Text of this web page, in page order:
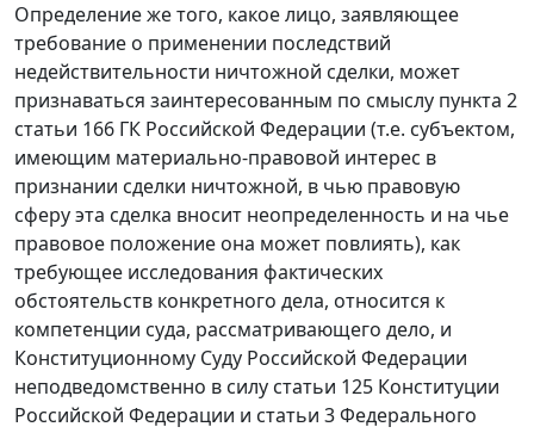
Определение же того, какое лицо, заявляющее
требование о применении последствий
недействительности ничтожной сделки, может
признаваться заинтересованным по смыслу пункта 2
статьи 166 ГК Российской Федерации (т.е. субъектом,
имеющим материально-правовой интерес в
признании сделки ничтожной, в чью правовую
сферу эта сделка вносит неопределенность и на чье
правовое положение она может повлиять), как
требующее исследования фактических
обстоятельств конкретного дела, относится к
компетенции суда, рассматривающего дело, и
Конституционному Суду Российской Федерации
неподведомственно в силу статьи 125 Конституции
Российской Федерации и статьи 3Федерального